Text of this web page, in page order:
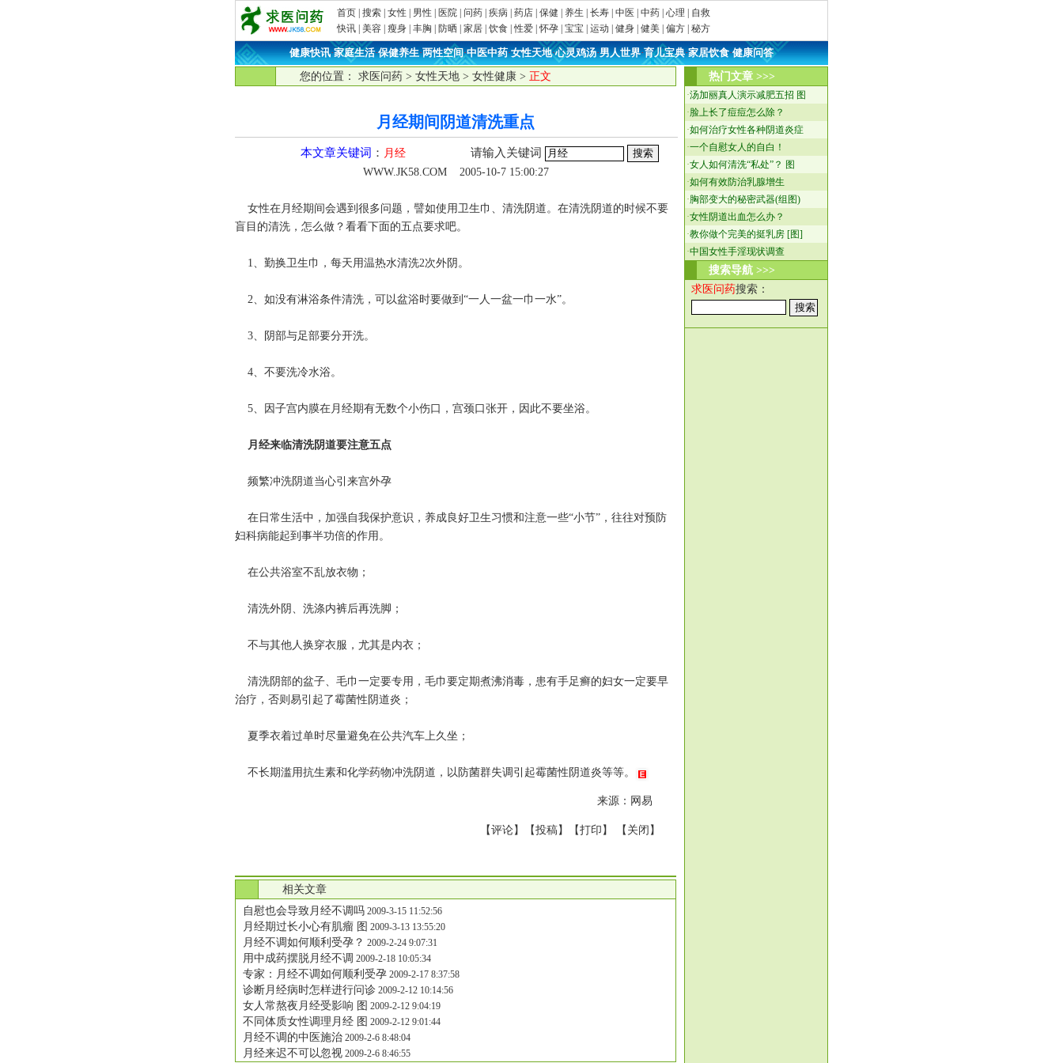
首页 搜索 女性 男性 医院 问药 疾病 药店 保健 养生 长寿 中医 中药 心理
自救
快讯 美容 瘦身 丰胸 防晒 家居 饮食 |性爱 |怀孕 宝宝 运动 健身 健美 偏方 秘方
健康快讯·家庭生活·保健养生·两性空间·中医中药·女性天地·心灵鸡汤·男人世界·育儿宝典·家居饮食·健康问答
您的位置： 求医问药 > 女性天地 > 女性健康 > 正文
月经期间阴道清洗重点
本文章关键词 ： 月经 请输入关键词
WWW.JK58.COM2005-10-7 15:00:27
女性在月经期间会遇到很多问题，譬如使用卫生巾、清洗阴道。在清洗阴道的时候不要
盲目的清洗，怎么做？看看下面的五点要求吧。
1、勤换卫生巾，每天用温热水清洗2次外阴。
2、如没有淋浴条件清洗，可以盆浴时要做到“一人一盆一巾一水”。
3、阴部与足部要分开洗。
4、不要洗冷水浴。
5、因子宫内膜在月经期有无数个小伤口，宫颈口张开，因此不要坐浴。
月经来临清洗阴道要注意五点
频繁冲洗阴道当心引来宫外孕
在日常生活中，加强自我保护意识，养成良好卫生习惯和注意一些“小节”，往往对预防
妇科病能起到事半功倍的作用。
在公共浴室不乱放衣物；
清洗外阴、洗涤内裤后再洗脚；
不与其他人换穿衣服，尤其是内衣；
清洗阴部的盆子、毛巾一定要专用，毛巾要定期煮沸消毒，患有手足癣的妇女一定要早
治疗，否则易引起了霉菌性阴道炎；
夏季衣着过单时尽量避免在公共汽车上久坐；
不长期滥用抗生素和化学药物冲洗阴道，以防菌群失调引起霉菌性阴道炎等等。
来源：网易
【评论】【投稿】【打印 】 【 关闭 】
热门文章 >>>
·汤加丽真人演示减肥五招 图
·脸上长了痘痘怎么除？
·如何治疗女性各种阴道炎症
·一个自慰女人的自白！
·女人如何清洗“私处”？ 图
·如何有效防治乳腺增生
· 胸部变大的秘密武器(组图)
·女性阴道出血怎么办？
·教你做个完美的挺乳房 [图]
·中国女性手淫现状调查
搜索导航 >>>
求医问药搜索：
相关文章
自慰也会导致月经不调吗 2009-3-15 11:52:56
月经期过长小心有肌瘤 图 2009-3-13 13:55:20
月经不调如何顺利受孕？ 2009-2-24 9:07:31
用中成药摆脱月经不调 2009-2-18 10:05:34
专家：月经不调如何顺利受孕 2009-2-17 8:37:58
诊断月经病时怎样进行问诊 2009-2-12 10:14:56
女人常熬夜月经受影响 图 2009-2-12 9:04:19
不同体质女性调理月经 图 2009-2-12 9:01:44
月经不调的中医施治 2009-2-6 8:48:04
月经来迟不可以忽视 2009-2-6 8:46:55